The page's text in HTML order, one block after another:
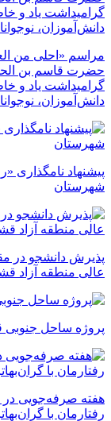
مراسم «احلی من
حضرت قاسم بن
گرامیداشت یاد و
دانش‌آموزان،
پیشنهاد
شهرستان
پذیرش دانشجو در
عالی منطقه آزاد
پروژه ساحل
‌هفته صرفه‌جویی
رفتارمان با